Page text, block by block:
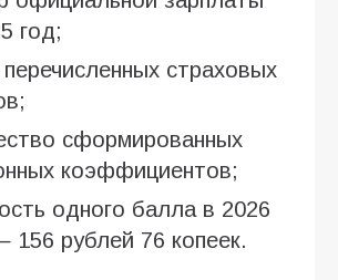
год;
страховых
сформированных
коэффициентов;
одного балла в 2026
156 рублей 76 копеек.